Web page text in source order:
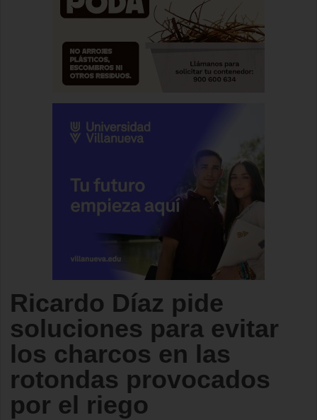
Ricardo Díaz pide
soluciones para evitar
los charcos en las
rotondas provocados
por el riego